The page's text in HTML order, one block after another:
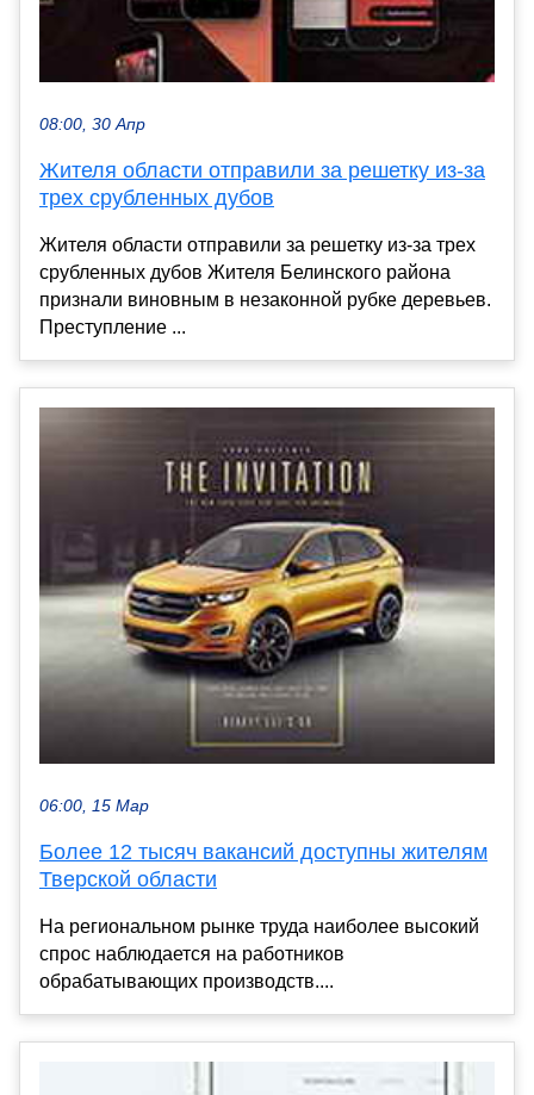
08:00, 30 Апр
Жителя области отправили за решетку из-за
трех срубленных дубов
Жителя области отправили за решетку из-за трех
срубленных дубов Жителя Белинского района
признали виновным в незаконной рубке деревьев.
Преступление ...
06:00, 15 Мар
Более 12 тысяч вакансий доступны жителям
Тверской области
На региональном рынке труда наиболее высокий
спрос наблюдается на работников
обрабатывающих производств....